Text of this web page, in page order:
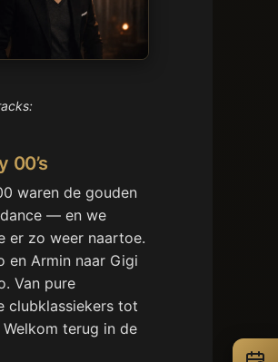
00’s
waren de gouden
— en we
er zo weer naartoe.
en Armin naar Gigi
Van pure
clubklassiekers tot
terug in de